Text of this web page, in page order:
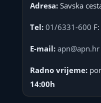
Adresa:Savska
Tel: 01/6331-600
E-mail: apn@apn.hr
Radno vrijeme:
14:00h